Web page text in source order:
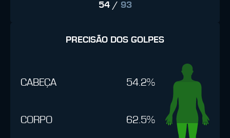
54/ 93
PRECISÃO DOS GOLPES
CABEÇA 54.2%
CORPO 62.5%